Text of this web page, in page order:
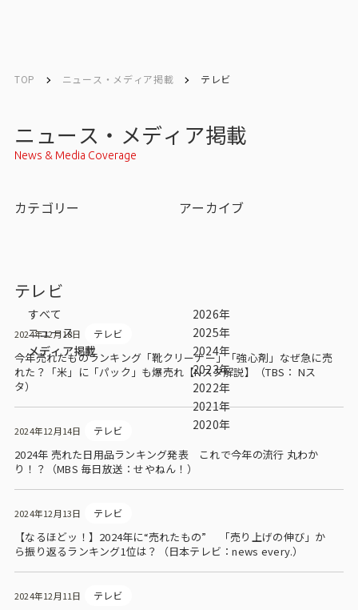
会社概要・所在地
ビジョン
役員紹介
沿革
多様性・ダイバーシティへの取り組み
ニュース・メディア掲載
TOP ニュース・メディア掲載 テレビ
ニュース・メディア掲載
News & Media Coverage
カテゴリー
すべて
ニュース
メディア掲載
アーカイブ
2026年
2025年
2024年
2023年
2022年
2021年
2020年
テレビ
2024年12月18日 テレビ
今年売れたものランキング「靴クリーナー」「強心剤」なぜ急に売
れた？「米」に「パック」も爆売れ【Nスタ解説】（TBS： Nス
タ）
2024年12月14日 テレビ
2024年 売れた日用品ランキング発表 これで今年の流行 丸わか
り！？（MBS 毎日放送：せやねん！）
2024年12月13日 テレビ
【なるほどッ！】2024年に“売れたもの” 「売り上げの伸び」か
ら振り返るランキング1位は？（日本テレビ：news every.）
2024年12月11日 テレビ